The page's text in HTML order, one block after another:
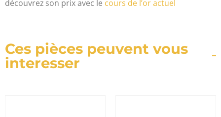
découvrez son prix avec le cours de l’or actuel
Ces pièces peuvent vous
interesser